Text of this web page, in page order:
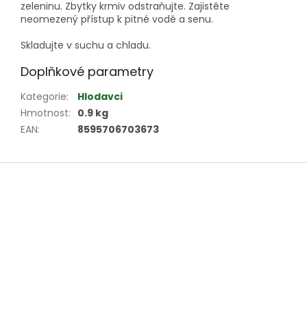
zeleninu. Zbytky krmiv odstraňujte. Zajistěte
neomezený přístup k pitné vodě a senu.
Skladujte v suchu a chladu.
Doplňkové parametry
Kategorie:
Hlodavci
Hmotnost: 0.9 kg
EAN: 8595706703673
Z